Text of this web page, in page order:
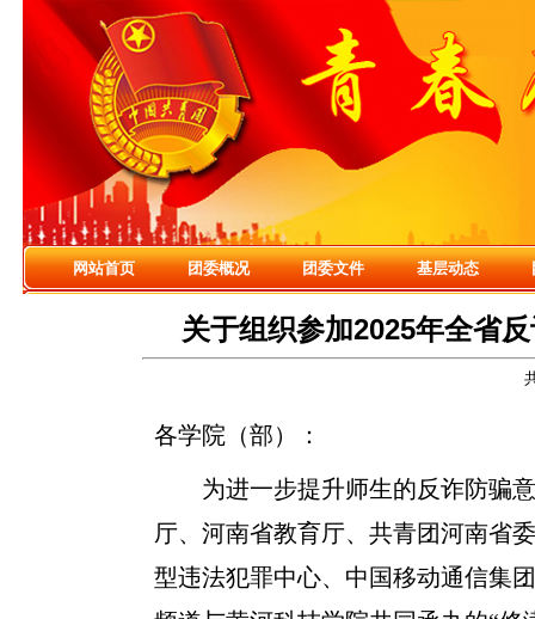
网站首页 团委概况 团委文件 基层动态
关于组织参加2025年全省
各学院（部）：
为进一步提升师生的反诈防骗
厅、河南省教育厅、共青团河南省
型违法犯罪中心、中国移动通信集